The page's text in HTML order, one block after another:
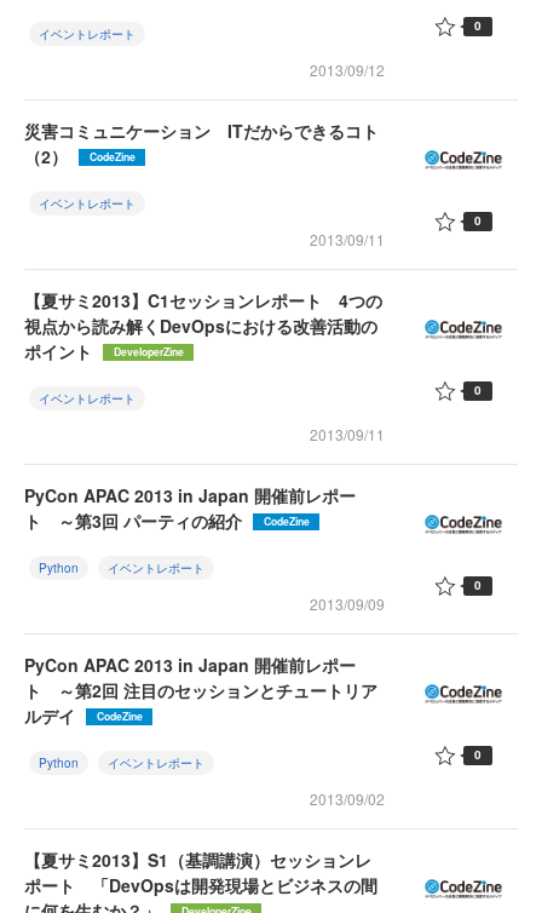
イベントレポート
2013/09/12
0
災害コミュニケーション ITだからできるコト
（2）
CodeZine
イベントレポート
2013/09/11
0
【夏サミ2013】C1セッションレポート 4つの
視点から読み解くDevOpsにおける改善活動の
ポイント
DeveloperZine
イベントレポート
2013/09/11
0
PyCon APAC 2013 in Japan 開催前レポー
ト ～第3回 パーティの紹介
CodeZine
Python イベントレポート
2013/09/09
0
PyCon APAC 2013 in Japan 開催前レポー
ト ～第2回 注目のセッションとチュートリア
ルデイ
CodeZine
Python イベントレポート
2013/09/02
0
【夏サミ2013】S1（基調講演）セッションレ
ポート 「DevOpsは開発現場とビジネスの間